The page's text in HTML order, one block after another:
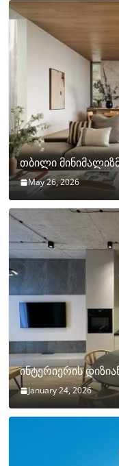
თბილი
May 26, 2026
ინტერიერის
January 24, 2026